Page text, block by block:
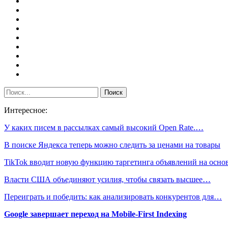
Интересное:
У каких писем в рассылках самый высокий Open Rate.…
В поиске Яндекса теперь можно следить за ценами на товары
TikTok вводит новую функцию таргетинга объявлений на
Власти США объединяют усилия, чтобы связать высшее…
Переиграть и победить: как анализировать конкурентов для…
Google завершает переход на Mobile-First Indexing